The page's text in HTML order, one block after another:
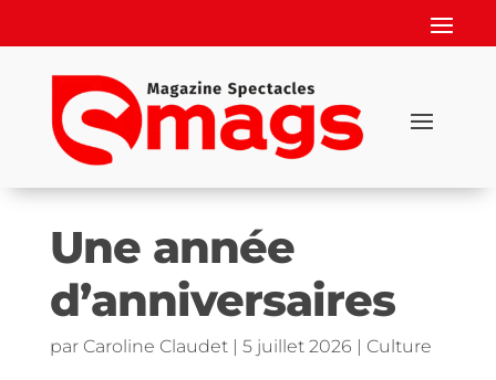
Une année
d’anniversaires
par Caroline Claudet| 5 juillet 2026 | Culture